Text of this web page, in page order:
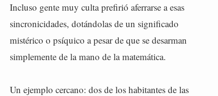
Incluso gente muy culta prefirió aferrarse a esas
sincronicidades, dotándolas de un significado
mistérico o psíquico a pesar de que se desarman
simplemente de la mano de la matemática.
Un ejemplo cercano: dos de los habitantes de las